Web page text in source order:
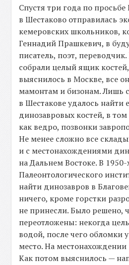
Спустя три года по
в Шестаково отправилась
кемеровских школьников,
Геннадий Прашкевич, в
писатель, поэт, переводчик.
собрали целый ящик
выяснилось в Москве, все
мамонтам и бизонам. Лишь
в Шестакове удалось найти
динозавровых костей, в
как ведро, позвонки
Не менее сложно все
и с местонахождениями
на Дальнем Востоке. В
Палеонтологического
найти динозавров в
ничего, кроме горстки
не принесли. Было решено,
переотложены: некогда
водой, после чего обломки
место. На местонахождении
Как потом выяснилось —